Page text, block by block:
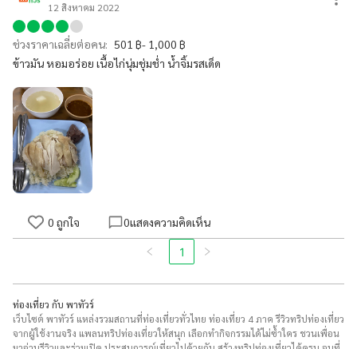
12 สิงหาคม 2022
ช่วงราคาเฉลี่ยต่อคน: 501 ฿- 1,000 ฿
ข้าวมัน หอมอร่อย เนื้อไก่นุ่มชุ่มช่ำ น้ำจิ้มรสเด็ด
0 ถูกใจ 0แสดงความคิดเห็น
1
ท่องเที่ยว กับ พาทัวร์
เว็บไซต์ พาทัวร์ แหล่งรวมสถานที่ท่องเที่ยวทั่วไทย ท่องเที่ยว 4 ภาค รีวิวทริปท่องเที่ยว
จากผู้ใช้งานจริง แพลนทริปท่องเที่ยวให้สนุก เลือกทำกิจกรรมได้ไม่ซ้ำใคร ชวนเพื่อน